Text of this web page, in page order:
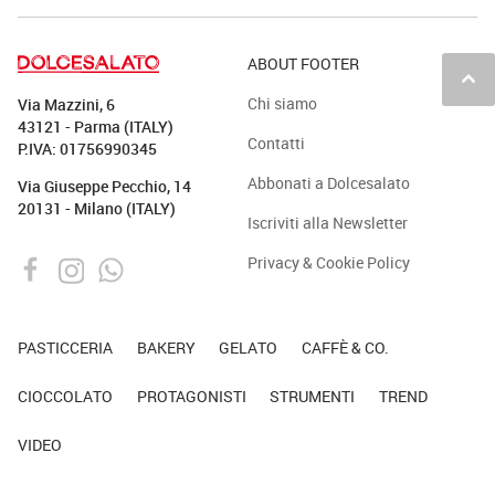
keyboard_arrow_up
Via Mazzini, 6
43121 - Parma (ITALY)
P.IVA: 01756990345
Via Giuseppe Pecchio, 14
20131 - Milano (ITALY)
ABOUT FOOTER
Chi siamo
Contatti
Abbonati a Dolcesalato
Iscriviti alla Newsletter
Privacy & Cookie Policy
PASTICCERIA BAKERY GELATO CAFFÈ & CO.
CIOCCOLATO PROTAGONISTI STRUMENTI TREND
VIDEO